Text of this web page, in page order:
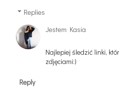
Replies
Jestem Kasia
Najlepiej śledzić linki,
zdjęciami:)
Reply